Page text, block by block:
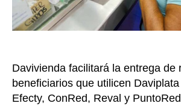
Davivienda facilitará la entrega de
beneficiarios que utilicen
Efecty, ConRed, Reval y